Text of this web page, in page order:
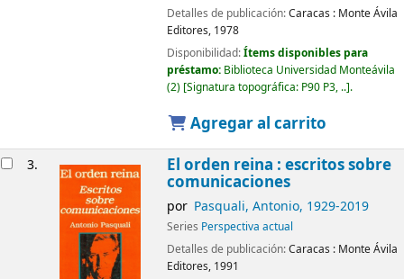
Detalles de publicación:Caracas : Monte Ávila
Editores, 1978
Disponibilidad:Ítems disponibles para
préstamo: Biblioteca Universidad Monteávila
(2) Signatura topográfica: P90 P3, .. .
Agregar al carrito
3. El orden reina : escritos sobre
comunicaciones
por Pasquali, Antonio, 1929-2019
Series Perspectiva actual
Detalles de publicación:Caracas : Monte Ávila
Editores, 1991